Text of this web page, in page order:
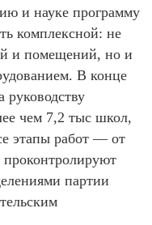
и науке программу
комплексной: не
и помещений, но и
В конце
руководству
чем 7,2 тыс школ,
этапы работ — от
проконтролируют
партии